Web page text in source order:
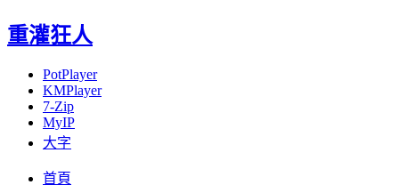
重灌狂人
PotPlayer
KMPlayer
7-Zip
MyIP
大字
首頁